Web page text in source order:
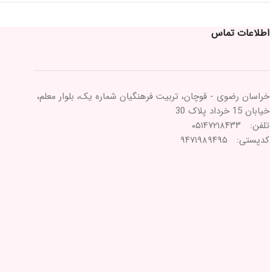
اطلاعات تماس
خراسان رضوی - قوچان، تربیت فرهنگیان شماره یک، بلوار معلم،
خیابان 15 خرداد پلاک 30
تلفن: ۰۵۱۴۷۲۱۸۴۳۳
کدپستی: ۹۴۷۱۹۸۹۴۹۵